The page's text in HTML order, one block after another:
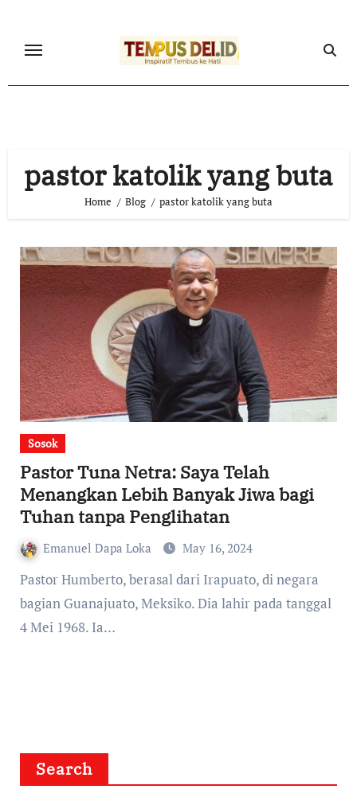
content
pastor katolik yang buta
Home Blog pastor katolik yang buta
Sosok
Pastor Tuna Netra: Saya Telah
Menangkan Lebih Banyak Jiwa bagi
Tuhan tanpa Penglihatan
Emanuel Dapa Loka May 16, 2024
Pastor Humberto, berasal dari Irapuato, di negara
bagian Guanajuato, Meksiko. Dia lahir pada tanggal
4 Mei 1968. Ia…
Search